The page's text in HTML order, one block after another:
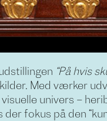
“På hvis
Med værker
univers –
fokus på den